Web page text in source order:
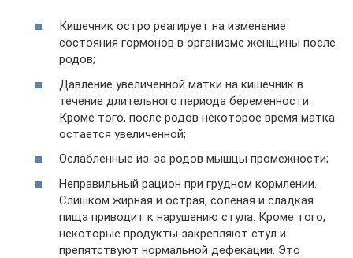
Кишечник остро реагирует на изменение
состояния гормонов в организме женщины после
родов;
Давление увеличенной матки на кишечник в
течение длительного периода беременности.
Кроме того, после родов некоторое время матка
остается увеличенной;
Ослабленные из-за родов мышцы промежности;
Неправильный рацион при грудном кормлении.
Слишком жирная и острая, соленая и сладкая
пища приводит к нарушению стула. Кроме того,
некоторые продукты закрепляют стул и
препятствуют нормальной дефекации. Это